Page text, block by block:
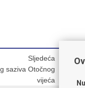
Sljedeća
saziva Otočnog
vijeća